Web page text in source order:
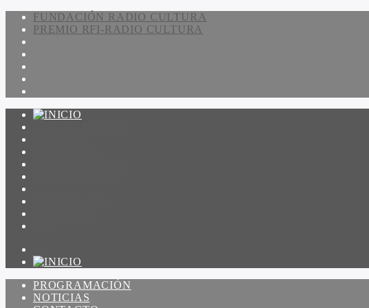
FUNDACIÓN RADIO CULTURA
PREMIO RFI-RADIO CULTURA
PROGRAMACIÓN
NOTICIAS